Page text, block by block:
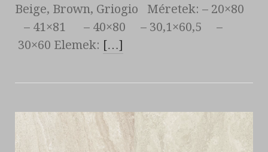
Beige, Brown, Griogio Méretek: – 20×80
– 41×81 – 40×80 – 30,1×60,5 –
30×60 Elemek: […]